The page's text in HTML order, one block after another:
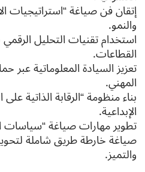
إتقان فن صياغة “استراتيجيات
والنمو.
استخدام تقنيات التحليل
القطاعات.
تعزيز السيادة المعلوماتية
المهني.
بناء منظومة “الرقابة الذاتية
الإبداعية.
تطوير مهارات صياغة “سياسات
صياغة خارطة طريق شاملة لتحويل
والتميز.